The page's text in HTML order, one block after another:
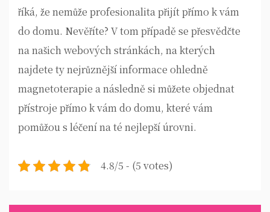
říká, že nemůže profesionalita přijít přímo k vám
do domu. Nevěříte? V tom případě se přesvědčte
na našich webových stránkách, na kterých
najdete ty nejrůznější informace ohledně
magnetoterapie a následně si můžete objednat
přístroje přímo k vám do domu, které vám
pomůžou s léčení na té nejlepší úrovni.
4.8/5 - (5 votes)